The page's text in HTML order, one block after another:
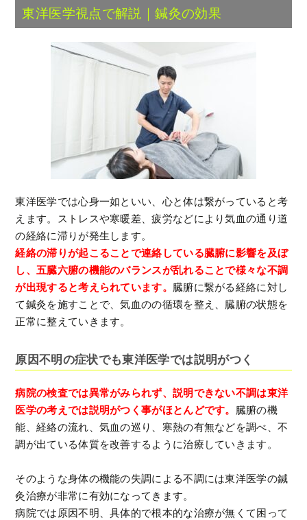
東洋医学視点で解説｜鍼灸の効果
東洋医学では心身一如といい、心と体は繋がっていると考
えます。ストレスや寒暖差、疲労などにより気血の通り道
の経絡に滞りが発生します。
経絡の滞りが起こることで連絡している臓腑に影響を及ぼ
し、五臓六腑の機能のバランスが乱れることで様々な不調
が出現すると考えられています。 臓腑に繋がる経絡に対し
て鍼灸を施すことで、気血のの循環を整え、臓腑の状態を
正常に整えていきます。
原因不明の症状でも東洋医学では説明がつく
病院の検査では異常がみられず、説明できない不調は東洋
医学の考えでは説明がつく事がほとんどです。 臓腑の機
能、経絡の流れ、気血の巡り、寒熱の有無などを調べ、不
調が出ている体質を改善するように治療していきます。
そのような身体の機能の失調による不調には東洋医学の鍼
灸治療が非常に有効になってきます。
病院では原因不明、具体的で根本的な治療が無くて困って